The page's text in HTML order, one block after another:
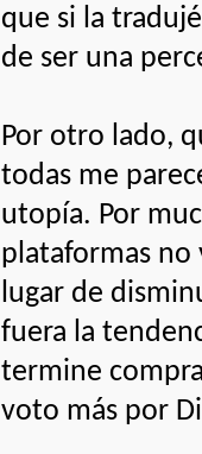
que si la
de ser una
Por otro lado,
todas me
utopía. Por
plataformas no
lugar de
fuera la
termine
voto más por